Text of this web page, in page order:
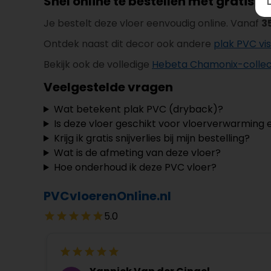
Je bestelt deze vloer eenvoudig online. Vanaf
Ontdek naast dit decor ook andere plak PVC
Bekijk ook de volledige Hebeta Chamonix-
Veelgestelde vragen
Wat betekent plak PVC (dryback)?
Is deze vloer geschikt voor vloerverwarming
Krijg ik gratis snijverlies bij mijn bestelling?
Wat is de afmeting van deze vloer?
Hoe onderhoud ik deze PVC vloer?
PVCvloerenOnline.nl
5.0